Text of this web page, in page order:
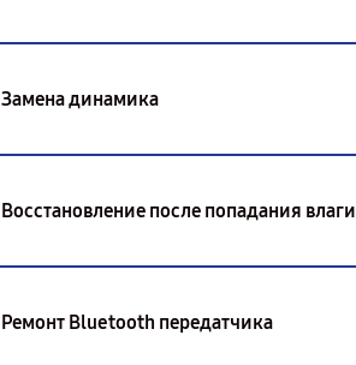
Замена динамика
Восстановление после попадания влаги
Ремонт Bluetooth передатчика